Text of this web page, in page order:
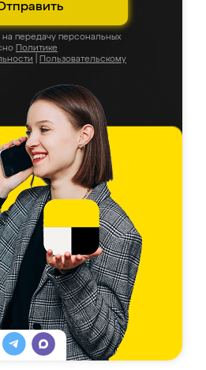
передачу персональных
Политике
Пользовательскому